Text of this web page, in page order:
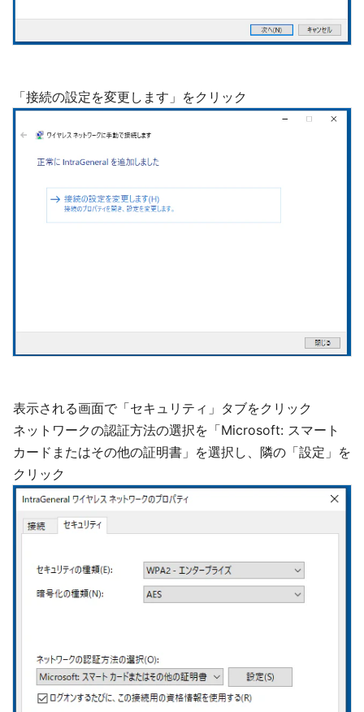
「接続の設定を変更します」をクリック
表示される画面で「セキュリティ」タブをクリック
ネットワークの認証方法の選択を「Microsoft: スマート
カードまたはその他の証明書」を選択し、隣の「設定」を
クリック